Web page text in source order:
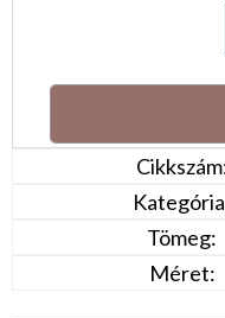
Tömeg:
Méret: